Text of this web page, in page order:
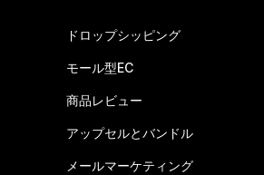
ドロップシッピング
モール型EC
商品レビュー
アップセルとバンドル
メールマーケティング